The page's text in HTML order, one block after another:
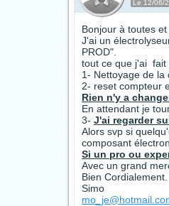
Le 12/06/
Bonjour à toutes et
J'ai un
PROD".
tout ce que j'ai fait
1- Nettoyage de la
2- reset compteur
Rien n'y a
En attendant je
3- J'ai regarder
Alors svp si
composant
Si un pro ou
Avec un grand
Bien Cordialement.
Simo